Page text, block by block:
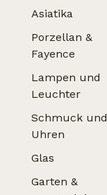
Asiatika
Porzellan &
Fayence
Lampen und
Leuchter
Schmuck und
Uhren
Glas
Garten &